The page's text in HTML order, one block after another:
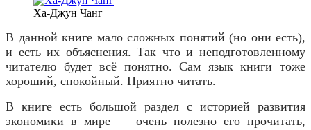
Ха-Джун Чанг
В данной книге мало сложных понятий (но они есть),
и есть их объяснения. Так что и неподготовленному
читателю будет всё понятно. Сам язык книги тоже
хороший, спокойный. Приятно читать.
В книге есть большой раздел с историей развития
экономики в мире — очень полезно его прочитать,